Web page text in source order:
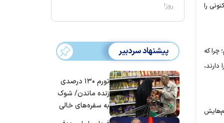
را
که
روز!
پیشنهاد سردبیر
تورم ۱۳۰ درصدی
زنده ماندن/ شوک
به سفره‌های خالی